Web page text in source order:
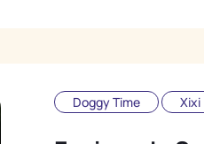
Doggy Time Xixi